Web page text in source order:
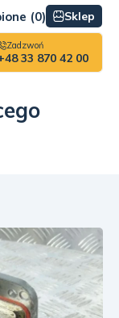
(0) Sklep
Zadzwoń
33 870 42 00